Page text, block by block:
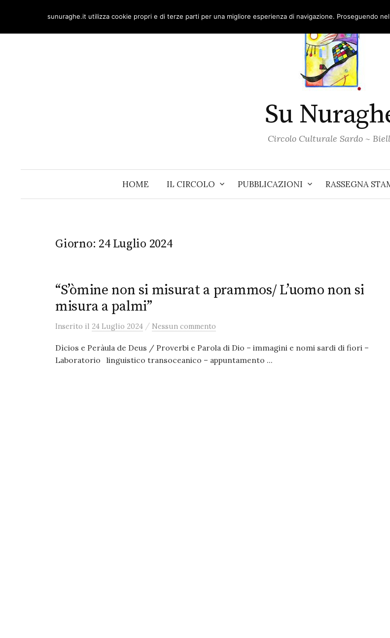
content
Su
Circolo Culturale Sardo ~
HOME IL CIRCOLO PUBBLICAZIONI RASSEGNA
Giorno: 24 Luglio 2024
“S’òmine non si misurat a prammos/ L’uomo non si
misura a palmi”
Inserito il 24 Luglio 2024 / Nessun commento
Dìcios e Peràula de Deus / Proverbi e Parola di Dio – immagini e nomi sardi di fiori –
Laboratorio linguistico transoceanico – appuntamento ...
sunuraghe.it utilizza cookie propri e di terze parti per una migliore esperienza di navigazione. Proseguendo